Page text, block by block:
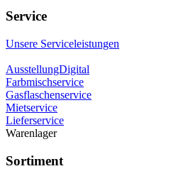
Service
Unsere Serviceleistungen
AusstellungDigital
Farbmischservice
Gasflaschenservice
Mietservice
Lieferservice
Warenlager
Sortiment